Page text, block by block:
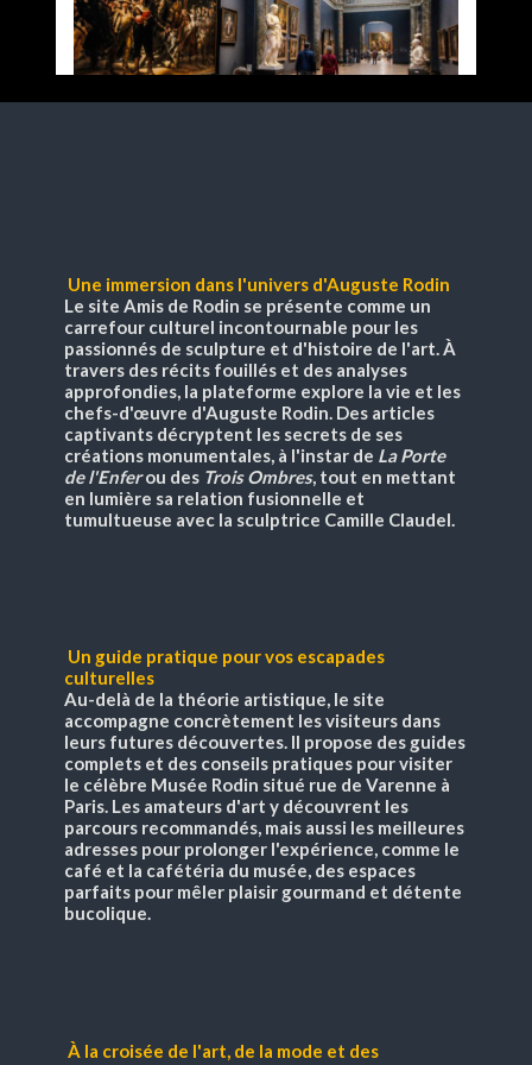
Une immersion dans l'univers d'Auguste Rodin
Le site Amis de Rodin se présente comme un
carrefour culturel incontournable pour les
passionnés de sculpture et d'histoire de l'art. À
travers des récits fouillés et des analyses
approfondies, la plateforme explore la vie et les
chefs-d'œuvre d'Auguste Rodin. Des articles
captivants décryptent les secrets de ses
créations monumentales, à l'instar de La Porte
de l'Enferou des Trois Ombres, tout en mettant
en lumière sa relation fusionnelle et
tumultueuse avec la sculptrice Camille Claudel.
Un guide pratique pour vos escapades
culturelles
Au-delà de la théorie artistique, le site
accompagne concrètement les visiteurs dans
leurs futures découvertes. Il propose des guides
complets et des conseils pratiques pour visiter
le célèbre Musée Rodin situé rue de Varenne à
Paris. Les amateurs d'art y découvrent les
parcours recommandés, mais aussi les meilleures
adresses pour prolonger l'expérience, comme le
café et la cafétéria du musée, des espaces
parfaits pour mêler plaisir gourmand et détente
bucolique.
À la croisée de l'art, de la mode et des